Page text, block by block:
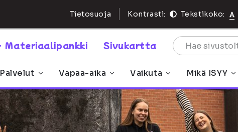
Tietosuoja Kontrasti: Tekstikoko:
Materiaalipankki Sivukartta
Palvelut Vapaa-aika Vaikuta Mikä ISYY